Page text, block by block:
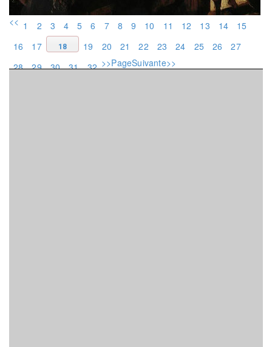
<< 1 2 3 4 5 6 7 8 9 10 11 12 13 14
15
16
17 18 19 20 21 22 23 24 25 26
27
28
29 30 31 32 >>PageSuivante>>